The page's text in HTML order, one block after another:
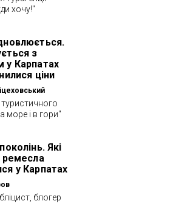
хочу!"
з
у Карпатах
ціни
море і в гори"
Які
ремесла
у Карпатах
блогер